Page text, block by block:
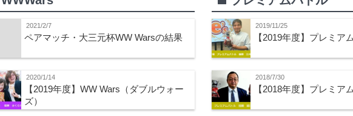
2021/2/7
ペアマッチ・大三元杯WW Warsの結果
2020/1/14
【2019年度】WW Wars（ダブルウォー
ズ）
2019/11/25
【2019年度】プレミア
2018/7/30
【2018年度】プレミア